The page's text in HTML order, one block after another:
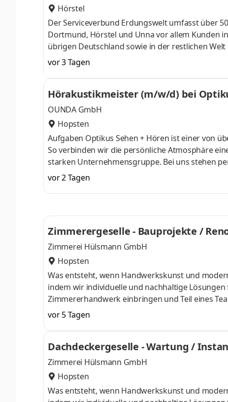
Hörstel
Der Serviceverbund Erdungswelt umfasst über
Dortmund, Hörstel und Unna vor allem Kunden
übrigen Deutschland sowie in der restlichen
Wir planen, bauen und warten Blitz- und
vor 3 Tagen
Hörakustikmeister (m/w/d) bei
OUNDA GmbH
Hopsten
Aufgaben Optikus Sehen + Hören ist einer von
So verbinden wir die persönliche Atmosphäre
starken Unternehmensgruppe. Bei uns stehen
Handwerksarbeit im Mittelpunkt. Moderne
finden, die wirklich zu ihrem Alltag, ihren
Hörakustikmeister kannst du bei uns deine
vor 2 Tagen
Zimmerergeselle - Bauprojekte /
Zimmerei Hülsmann GmbH
Hopsten
Was entsteht, wenn Handwerkskunst und
indem wir individuelle und nachhaltige
Zimmererhandwerk einbringen und Teil eines
Bauwerke realisiert, findest du bei uns eine
auf das sein, was du erschaffst. Aufgaben Du
Bauplan und in enger Abstimmung im Team
präzise Montage auf der Baustelle Dabei s
vor 5 Tagen
Dachdeckergeselle - Wartung /
Zimmerei Hülsmann GmbH
Hopsten
Was entsteht, wenn Handwerkskunst und